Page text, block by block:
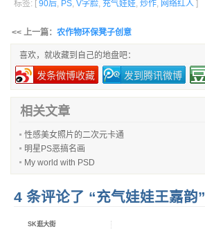
标签: [ 90后, PS, V字脸, 充气娃娃, 炒作, 网络红人 ]
<< 上一篇： 农作物环保凳子创意
喜欢，就收藏到自己的地盘吧：
发条微博收藏 发到腾讯微博
相关文章
性感美女照片的二次元卡通
明星PS恶搞名画
My world with PSD
4 条评论了 “充气娃娃王嘉韵”
SK逛大街